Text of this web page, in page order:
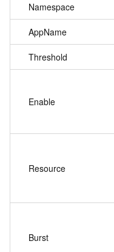
Namespace
AppName
Threshold
Enable
Resource
Burst